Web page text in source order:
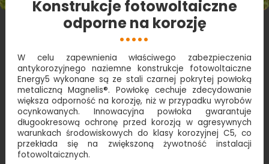
Konstrukcje fotowoltaiczne
odporne na korozję
W celu zapewnienia właściwego zabezpieczenia
antykorozyjnego naziemne konstrukcje fotowoltaiczne
Energy5 wykonane są ze stali czarnej pokrytej powłoką
metaliczną Magnelis®. Powłokę cechuje zdecydowanie
większa odporność na korozję, niż w przypadku wyrobów
ocynkowanych. Innowacyjna powłoka gwarantuje
długookresową ochronę przed korozją w agresywnych
warunkach środowiskowych do klasy korozyjnej C5, co
przekłada się na zwiększoną żywotność instalacji
fotowoltaicznych.